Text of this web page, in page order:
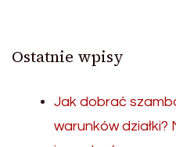
Ostatnie wpisy
Jak dobrać
warunków działki?